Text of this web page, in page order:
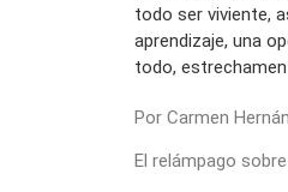
todo ser viviente,
aprendizaje, una
todo,
Por Carmen
El relámpago